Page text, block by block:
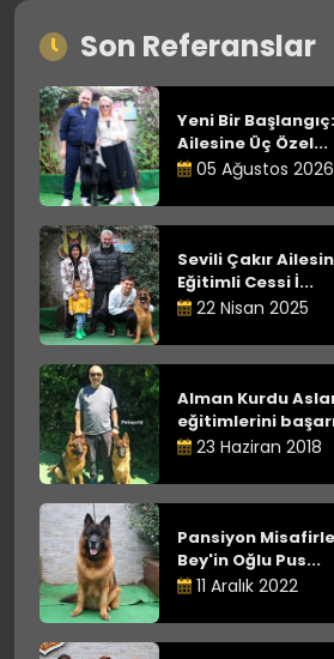
Son Referanslar
Yeni Bir
Ailesine Üç Özel...
05 Ağustos 2026
Sevili Çakır
Eğitimli Cessi İ...
22 Nisan 2025
Alman Kurdu
eğitimlerini
23 Haziran 2018
Pansiyon
Bey'in Oğlu Pus...
11 Aralık 2022